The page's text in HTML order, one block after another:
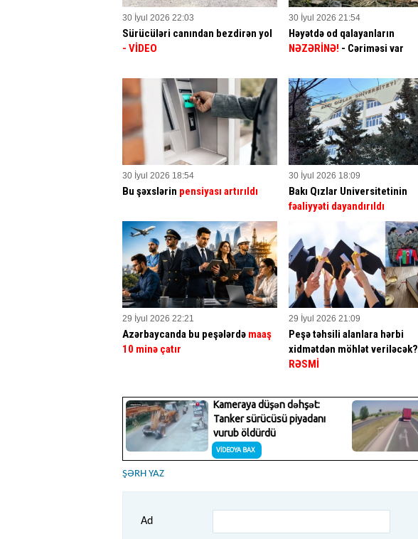
30 İyul 2026 22:03
Sürücüləri canından bezdirən yol
- VİDEO
30 İyul 2026 21:54
Həyətdə od qalayanların
NƏZƏRİNƏ! - Cəriməsi var
30 İyul 2026 18:54
Bu şəxslərin pensiyası artırıldı
30 İyul 2026 18:09
Bakı Qızlar Universitetinin
fəaliyyəti dayandırıldı
29 İyul 2026 22:21
Azərbaycanda bu peşələrdə maaş
10 minə çatır
29 İyul 2026 21:09
Peşə təhsili alanlara hərbi
xidmətdən möhlət veriləcək?
RƏSMİ
ŞƏRH YAZ
Ad